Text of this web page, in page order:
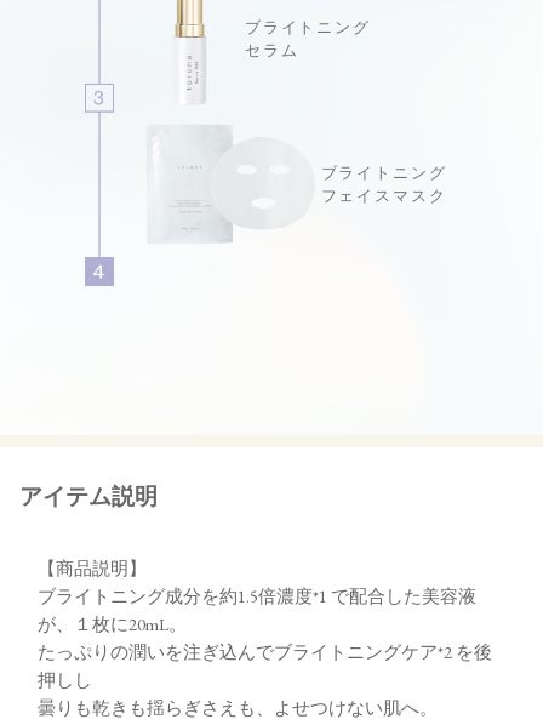
ブライトニング
セラム
ブライトニング
フェイスマスク
アイテム説明
【商品説明】
ブライトニング成分を約1.5倍濃度*1 で配合した美容液
が、１枚に20mL。
たっぷりの潤いを注ぎ込んでブライトニングケア*2 を後
押しし
曇りも乾きも揺らぎさえも、よせつけない肌へ。